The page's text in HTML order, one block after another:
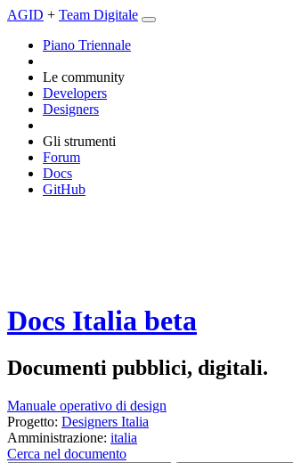
AGID + Team Digitale
Piano Triennale
Le community
Developers
Designers
Gli strumenti
Forum
Docs
GitHub
Docs Italia beta
Documenti pubblici, digitali.
Manuale operativo di design
Progetto: Designers Italia
Amministrazione: italia
Cerca nel documento